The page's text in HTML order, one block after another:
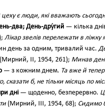
цеху є люди, які вважають
два; День-дру́гий — кілька
Лікар звелів перележати в
день за одним, тривалий час.
II, 1954, 261); Минав
— з кожним днем. Та вже й
сказати б, не тільки місяць по
дні — щоденно, безперервно.
(Мирний, ІІІ, 1954, 68); Сидимо